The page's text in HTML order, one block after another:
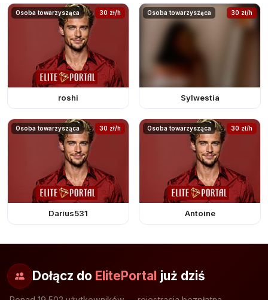
Osoba towarzysząca 30 zł/h
roshi
Osoba towarzysząca 30 zł/h
Sylwestia
Osoba towarzysząca 30 zł/h
Darius531
Osoba towarzysząca 30 zł/h
Antoine
Dołącz do ElitePortal już dziś